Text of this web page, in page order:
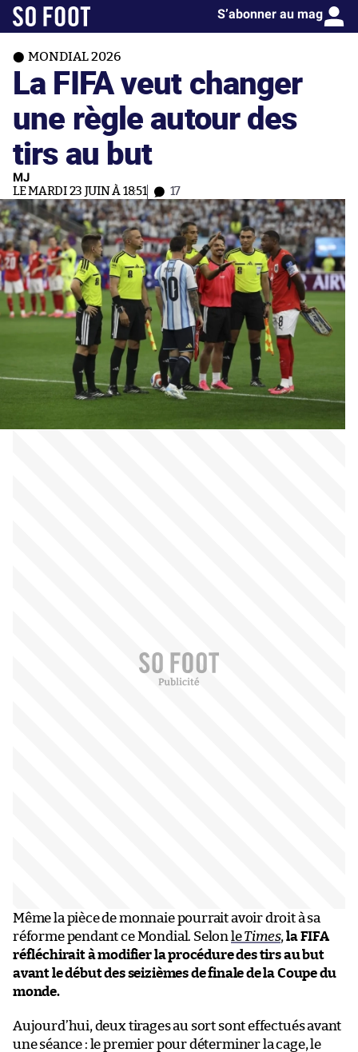
S’abonner au mag
MONDIAL 2026
La FIFA veut changer
une règle autour des
tirs au but
MJ
LE MARDI 23 JUIN À 18:51 17
Même la pièce de monnaie pourrait avoir droit à sa
réforme pendant ce Mondial. Selon leTimes,la FIFA
réfléchirait à modifier la procédure des tirs au but
avant le début des seizièmes de finale de la Coupe du
monde.
Aujourd’hui, deux tirages au sort sont effectués avant
une séance : le premier pour déterminer la cage, le